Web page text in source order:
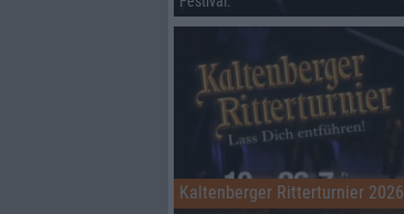
Kaltenberger Ritterturnier 2026